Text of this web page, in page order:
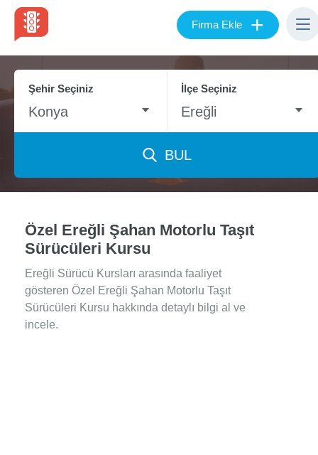
Firma Ekle +
Şehir Seçiniz
Konya
İlçe Seçiniz
Ereğli
BUL
Özel Ereğli Şahan Motorlu Taşıt
Sürücüleri Kursu
Ereğli Sürücü Kursları arasında faaliyet
gösteren Özel Ereğli Şahan Motorlu Taşıt
Sürücüleri Kursu hakkında detaylı bilgi al ve
incele.